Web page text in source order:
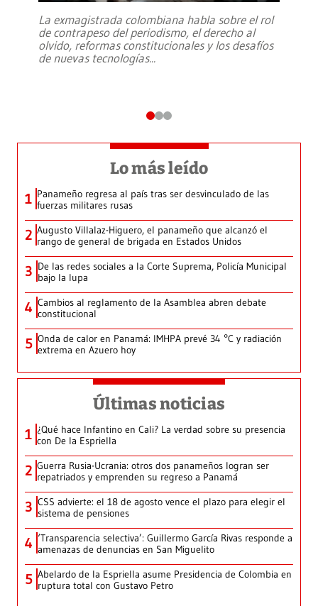
La exmagistrada colombiana habla sobre el rol
de contrapeso del periodismo, el derecho al
olvido, reformas constitucionales y los desafíos
de nuevas tecnologías...
Lo más leído
1 Panameño regresa al país tras ser desvinculado de las
fuerzas militares rusas
2 Augusto Villalaz-Higuero, el panameño que alcanzó el
rango de general de brigada en Estados Unidos
3 De las redes sociales a la Corte Suprema, Policía Municipal
bajo la lupa
4 Cambios al reglamento de la Asamblea abren debate
constitucional
5 Onda de calor en Panamá: IMHPA prevé 34 °C y radiación
extrema en Azuero hoy
Últimas noticias
1 ¿Qué hace Infantino en Cali? La verdad sobre su presencia
con De la Espriella
2 Guerra Rusia-Ucrania: otros dos panameños logran ser
repatriados y emprenden su regreso a Panamá
3 CSS advierte: el 18 de agosto vence el plazo para elegir el
sistema de pensiones
4 ‘Transparencia selectiva’: Guillermo García Rivas responde a
amenazas de denuncias en San Miguelito
5 Abelardo de la Espriella asume Presidencia de Colombia en
ruptura total con Gustavo Petro